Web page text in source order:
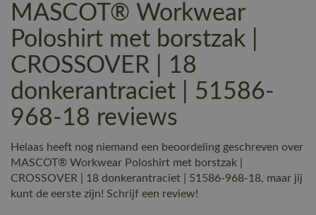
MASCOT® Workwear
Poloshirt met borstzak |
CROSSOVER | 18
donkerantraciet | 51586-
968-18 reviews
Helaas heeft nog niemand een beoordeling geschreven over
MASCOT® Workwear Poloshirt met borstzak |
CROSSOVER | 18 donkerantraciet | 51586-968-18, maar jij
kunt de eerste zijn! Schrijf een review!